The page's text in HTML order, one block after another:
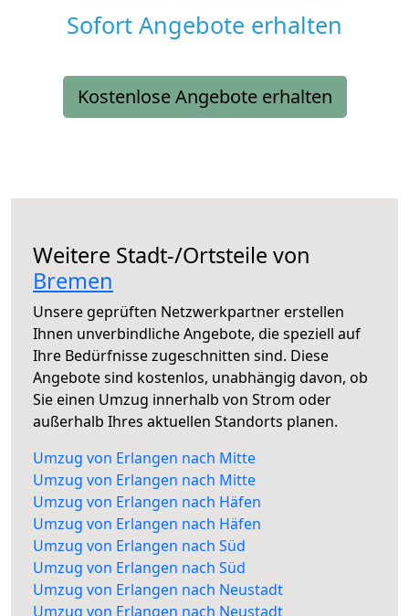
Sofort Angebote erhalten
Kostenlose Angebote erhalten
Weitere Stadt-/Ortsteile von
Bremen
Unsere geprüften Netzwerkpartner erstellen
Ihnen unverbindliche Angebote, die speziell auf
Ihre Bedürfnisse zugeschnitten sind. Diese
Angebote sind kostenlos, unabhängig davon, ob
Sie einen Umzug innerhalb von Strom oder
außerhalb Ihres aktuellen Standorts planen.
Umzug von Erlangen nach Mitte
Umzug von Erlangen nach Mitte
Umzug von Erlangen nach Häfen
Umzug von Erlangen nach Häfen
Umzug von Erlangen nach Süd
Umzug von Erlangen nach Süd
Umzug von Erlangen nach Neustadt
Umzug von Erlangen nach Neustadt